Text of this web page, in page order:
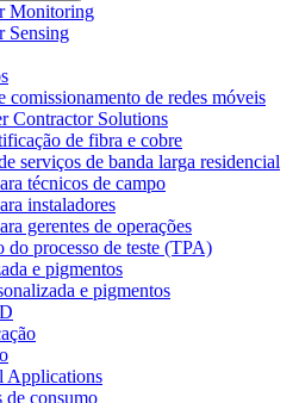
Monitoring
Sensing
comissionamento de redes móveis
Contractor Solutions
de fibra e cobre
serviços de banda larga residencial
técnicos de campo
instaladores
gerentes de operações
do processo de teste (TPA)
e pigmentos
e pigmentos
Applications
de consumo